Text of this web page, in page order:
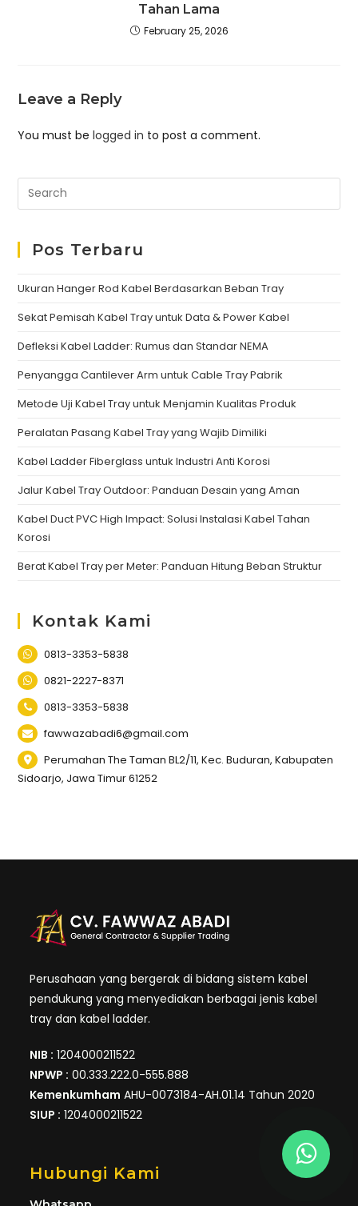
Tahan Lama
February 25, 2026
Leave a Reply
You must belogged in to post a comment.
Pos Terbaru
Ukuran Hanger Rod Kabel Berdasarkan Beban Tray
Sekat Pemisah Kabel Tray untuk Data & Power Kabel
Defleksi Kabel Ladder: Rumus dan Standar NEMA
Penyangga Cantilever Arm untuk Cable Tray Pabrik
Metode Uji Kabel Tray untuk Menjamin Kualitas Produk
Peralatan Pasang Kabel Tray yang Wajib Dimiliki
Kabel Ladder Fiberglass untuk Industri Anti Korosi
Jalur Kabel Tray Outdoor: Panduan Desain yang Aman
Kabel Duct PVC High Impact: Solusi Instalasi Kabel Tahan
Korosi
Berat Kabel Tray per Meter: Panduan Hitung Beban Struktur
Kontak Kami
0813-3353-5838
0821-2227-8371
0813-3353-5838
fawwazabadi6@gmail.com
Perumahan The Taman BL2/11, Kec. Buduran, Kabupaten
Sidoarjo, Jawa Timur 61252
Perusahaan yang bergerak di bidang sistem kabel
pendukung yang menyediakan berbagai jenis kabel
tray dan kabel ladder.
NIB : 1204000211522
NPWP : 00.333.222.0-555.888
Kemenkumham AHU-0073184-AH.01.14 Tahun 2020
SIUP : 1204000211522
Hubungi Kami